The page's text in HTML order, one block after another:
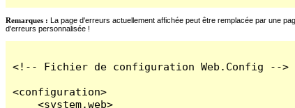
Remarques : La page d'erreurs actuellement affichée peut être remplacée par une
d'erreurs personnalisée !
<!-- Fichier de configuration Web.Config -->
<configuration>
    <system.web>